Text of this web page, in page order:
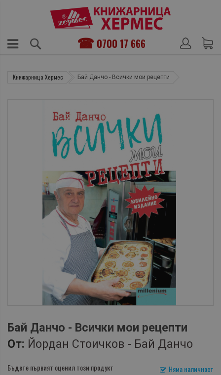
0700 17 666
Книжарница Хермес Бай Данчо - Всички мои рецепти
Бай Данчо - Всички мои рецепти
От: Йордан Стоичков - Бай Данчо
Няма наличност
Бъдете първият оценил този продукт